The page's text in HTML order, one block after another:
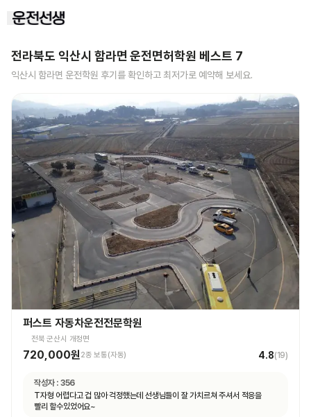
전라북도 익산시 함라면 운전면허학원 베스트 7
익산시 함라면 운전학원 후기를 확인하고 최저가로 예약해 보세요.
퍼스트 자동차운전전문학원
전북 군산시 개정면
720,000원 2종 보통(자동) 4.8(19)
작성자 : 356
T자형 어렵다고 겁 많아 걱정했는데 선생님들이 잘 가치르쳐 주셔서 적응을
빨리 할수있었어요~